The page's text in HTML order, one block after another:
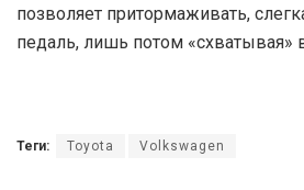
позволяет притормаживать,
педаль, лишь потом «схватывая»
Теги: Toyota Volkswagen